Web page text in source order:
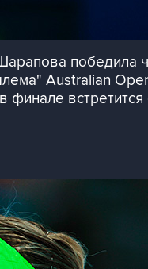
победила
Australian
финале